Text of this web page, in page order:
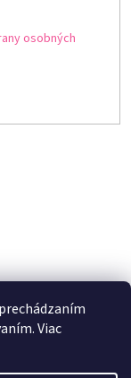
Viac
osobných